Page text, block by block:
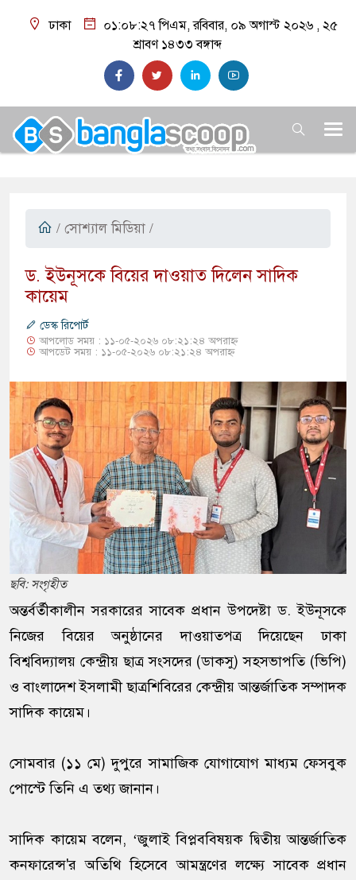
ঢাকা ০১:০৮:২৮ পিএম, রবিবার, ০৯ অগাস্ট ২০২৬ , ২৫
শ্রাবণ ১৪৩৩ বঙ্গাব্দ
/ সোশ্যাল মিডিয়া /
​ড. ইউনূসকে বিয়ের দাওয়াত দিলেন সাদিক
কায়েম
ডেস্ক রিপোর্ট
আপলোড সময় : ১১-০৫-২০২৬ ০৮:২১:২৪ অপরাহ্ন
আপডেট সময় : ১১-০৫-২০২৬ ০৮:২১:২৪ অপরাহ্ন
ছবি: সংগৃহীত
অন্তর্বর্তীকালীন সরকারের সাবেক প্রধান উপদেষ্টা ড. ইউনূসকে
নিজের বিয়ের অনুষ্ঠানের দাওয়াতপত্র দিয়েছেন ঢাকা
বিশ্ববিদ্যালয় কেন্দ্রীয় ছাত্র সংসদের (ডাকসু) সহসভাপতি (ভিপি)
ও বাংলাদেশ ইসলামী ছাত্রশিবিরের কেন্দ্রীয় আন্তর্জাতিক সম্পাদক
সাদিক কায়েম।
সোমবার (১১ মে) দুপুরে সামাজিক যোগাযোগ মাধ্যম ফেসবুক
পোস্টে তিনি এ তথ্য জানান।
সাদিক কায়েম বলেন, ‘জুলাই বিপ্লববিষয়ক দ্বিতীয় আন্তর্জাতিক
কনফারেন্স'র অতিথি হিসেবে আমন্ত্রণের লক্ষ্যে সাবেক প্রধান